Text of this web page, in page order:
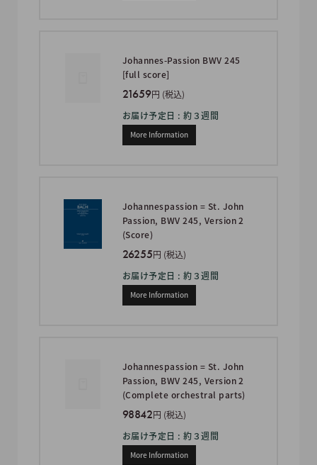
Johannes-Passion BWV 245
[full score]
21659円 (税込)
お届け予定日 : 約３週間
More Information
Johannespassion = St. John
Passion, BWV 245, Version 2
(Score)
26255円 (税込)
お届け予定日 : 約３週間
More Information
Johannespassion = St. John
Passion, BWV 245, Version 2
(Complete orchestral parts)
98842円 (税込)
お届け予定日 : 約３週間
More Information